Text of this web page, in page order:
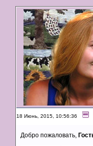
18 Июнь, 2015, 10:56:36
Добро пожаловать,